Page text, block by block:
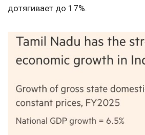
дотягивает до 17%.